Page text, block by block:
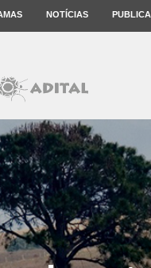
NOTÍCIAS